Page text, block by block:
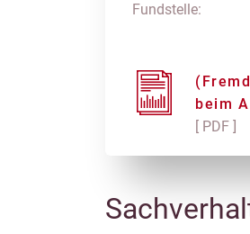
Fundstelle:
beim
[ PDF ]